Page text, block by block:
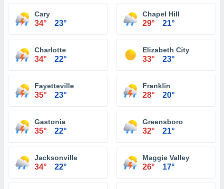
Cary
34° 23°
Chapel Hill
29° 21°
Charlotte
34° 22°
Elizabeth City
33° 23°
Fayetteville
35° 23°
Franklin
28° 20°
Gastonia
35° 22°
Greensboro
32° 21°
Jacksonville
34° 22°
Maggie Valley
26° 17°